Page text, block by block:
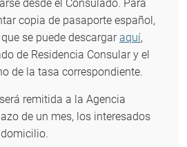
desde el Consulado. Para
copia de pasaporte español,
se puede descargaraquí,
de Residencia Consular y el
de la tasa correspondiente.
remitida a la Agencia
de un mes, los interesados
domicilio.